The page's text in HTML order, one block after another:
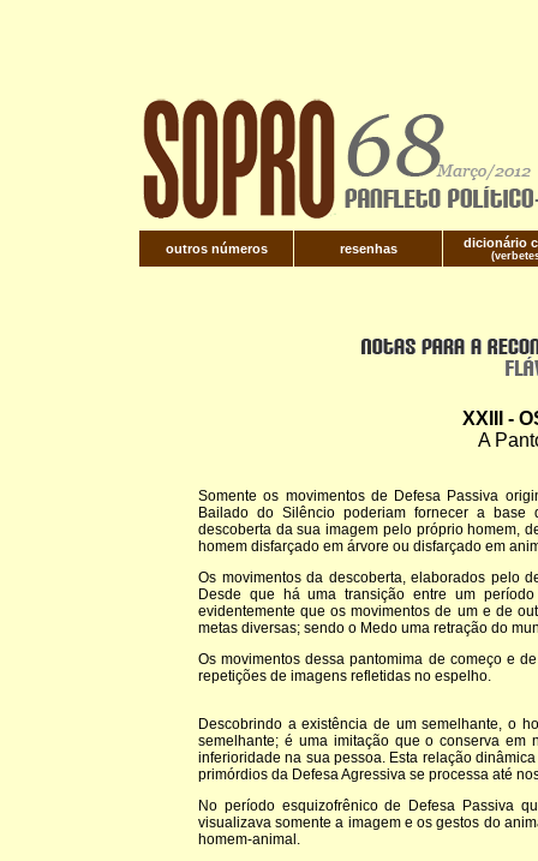
outros números resenhas dicionário
XXIII -
A
Somente os movimentos de Defesa Passiva
Bailado do Silêncio poderiam fornecer a base
descoberta da sua imagem pelo próprio homem,
homem disfarçado em árvore ou disfarçado em
Os movimentos da descoberta, elaborados pelo
Desde que há uma transição entre um
evidentemente que os movimentos de um e de
metas diversas; sendo o Medo uma retração do
Os movimentos dessa pantomima de começo e
repetições de imagens refletidas no espelho.
Descobrindo a existência de um semelhante, o
semelhante; é uma imitação que o conserva
inferioridade na sua pessoa. Esta relação
primórdios da Defesa Agressiva se processa até
No período esquizofrênico de Defesa Passiva
visualizava somente a imagem e os gestos do
homem-animal.